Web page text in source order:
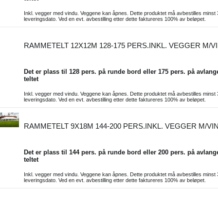
Inkl. vegger med vindu. Veggene kan åpnes. Dette produktet må avbestilles minst
leveringsdato. Ved en evt. avbestilling etter dette faktureres 100% av beløpet.
RAMMETELT 12X12M 128-175 PERS.INKL. VEGGER M/
Det er plass til 128 pers. på runde bord eller 175 pers. på
teltet
Inkl. vegger med vindu. Veggene kan åpnes. Dette produktet må avbestilles minst
leveringsdato. Ved en evt. avbestilling etter dette faktureres 100% av beløpet.
RAMMETELT 9X18M 144-200 PERS.INKL. VEGGER M/
Det er plass til 144 pers. på runde bord eller 200 pers. på
teltet
Inkl. vegger med vindu. Veggene kan åpnes. Dette produktet må avbestilles minst
leveringsdato. Ved en evt. avbestilling etter dette faktureres 100% av beløpet.